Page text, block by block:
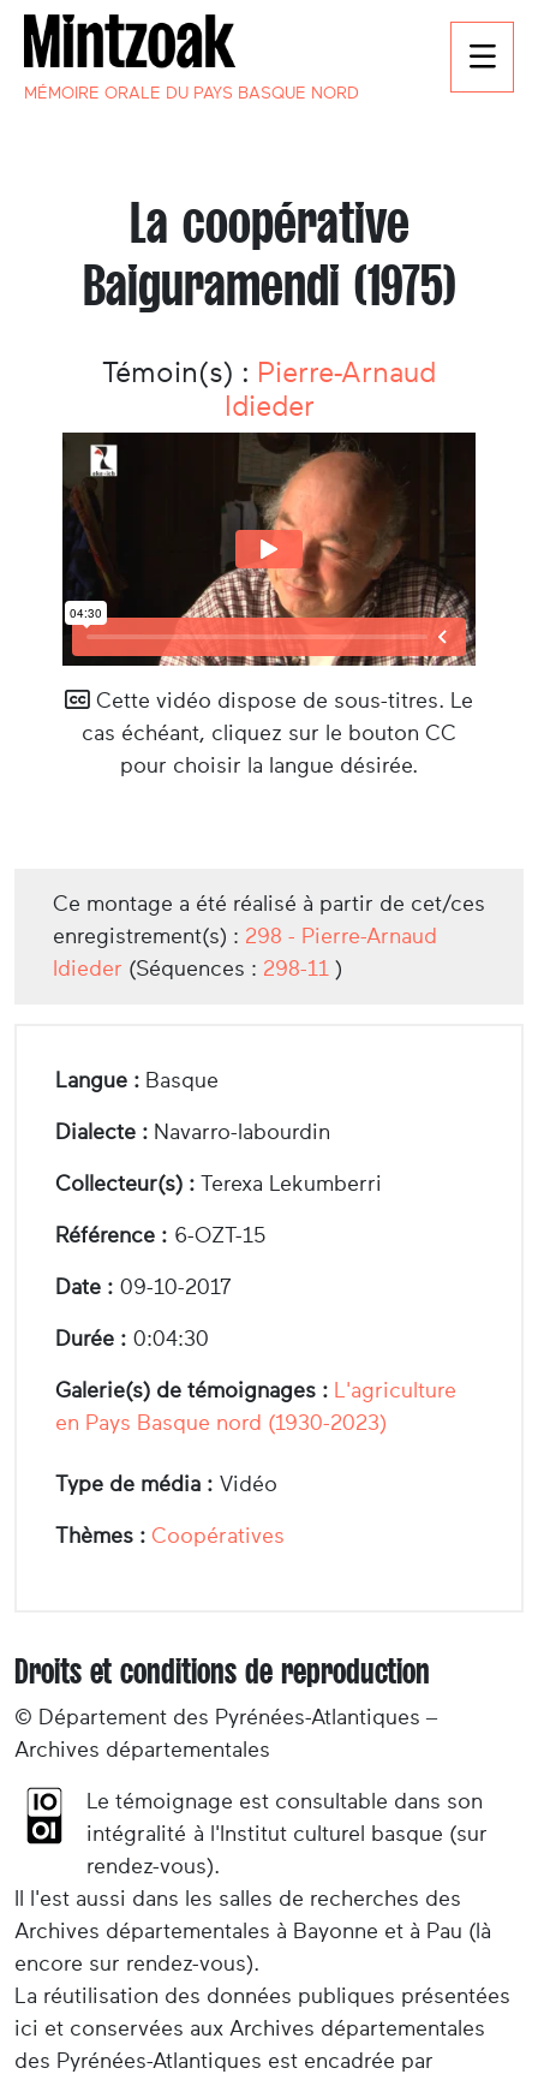
MÉMOIRE ORALE DU PAYS BASQUE NORD
La coopérative
Baiguramendi (1975)
Témoin(s) : Pierre-Arnaud
Idieder
Cette vidéo dispose de sous-titres. Le
cas échéant, cliquez sur le bouton CC
pour choisir la langue désirée.
Ce montage a été réalisé à partir de cet/ces
enregistrement(s) : 298 - Pierre-Arnaud
Idieder (Séquences : 298-11 )
Langue : Basque
Dialecte : Navarro-labourdin
Collecteur(s) : Terexa Lekumberri
Référence : 6-OZT-15
Date : 09-10-2017
Durée : 0:04:30
Galerie(s) de témoignages : L'agriculture
en Pays Basque nord (1930-2023)
Type de média : Vidéo
Thèmes : Coopératives
Droits et conditions de reproduction
© Département des Pyrénées-Atlantiques –
Archives départementales
Le témoignage est consultable dans son
intégralité à l'Institut culturel basque (sur
rendez-vous).
Il l'est aussi dans les salles de recherches des
Archives départementales à Bayonne et à Pau (là
encore sur rendez-vous).
La réutilisation des données publiques présentées
ici et conservées aux Archives départementales
des Pyrénées-Atlantiques est encadrée par